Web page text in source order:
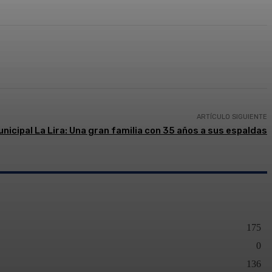
ARTÍCULO SIGUIENTE
La Lira: Una gran familia con 35 años a sus espaldas
175
0
136